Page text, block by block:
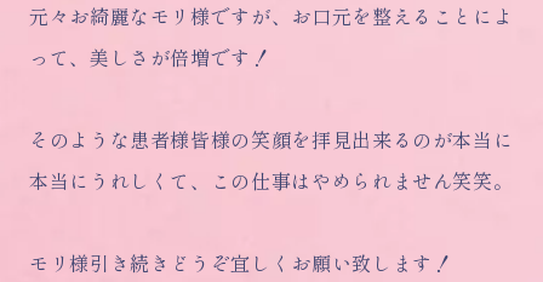
元々お綺麗なモリ様ですが、お口元を整えることによ
って、美しさが倍増です！
そのような患者様皆様の笑顔を拝見出来るのが本当に
本当にうれしくて、この仕事はやめられません笑笑。
モリ様引き続きどうぞ宜しくお願い致します！